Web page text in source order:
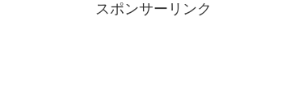
スポンサーリンク